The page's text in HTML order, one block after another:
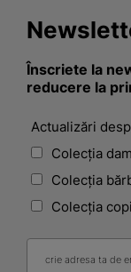
Înscriete la
reducere la
Actualizări
Colecția
Colecția
Colecția